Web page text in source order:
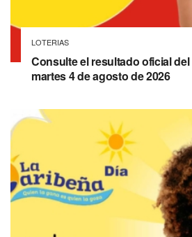
LOTERIAS
Consulte el resultado oficial
martes 4 de agosto de 2026